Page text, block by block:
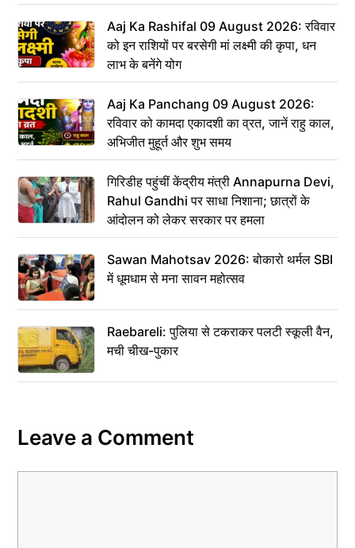
Aaj Ka Rashifal 09 August 2026: रविवार
को इन राशियों पर बरसेगी मां लक्ष्मी की कृपा, धन
लाभ के बनेंगे योग
Aaj Ka Panchang 09 August 2026:
रविवार को कामदा एकादशी का व्रत, जानें राहु काल,
अभिजीत मुहूर्त और शुभ समय
गिरिडीह पहुंचीं केंद्रीय मंत्री Annapurna Devi,
Rahul Gandhi पर साधा निशाना; छात्रों के
आंदोलन को लेकर सरकार पर हमला
Sawan Mahotsav 2026: बोकारो थर्मल SBI
में धूमधाम से मना सावन महोत्सव
Raebareli: पुलिया से टकराकर पलटी स्कूली वैन,
मची चीख-पुकार
Leave a Comment